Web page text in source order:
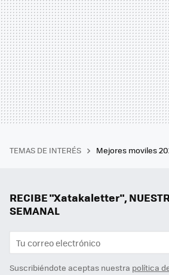
TEMAS DE INTERÉS Mejores moviles
RECIBE "Xatakaletter",
SEMANAL
Suscribiéndote aceptas nuestra política